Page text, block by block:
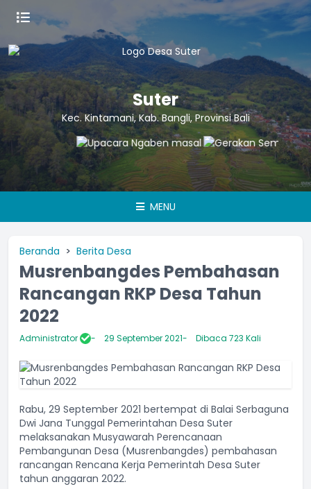
Suter
Kec. Kintamani, Kab. Bangli, Provinsi Bali
MENU
Beranda Berita Desa
Musrenbangdes Pembahasan
Rancangan RKP Desa Tahun
2022
Administrator 29 September 2021 Dibaca 723 Kali
Rabu, 29 September 2021 bertempat di Balai Serbaguna
Dwi Jana Tunggal Pemerintahan Desa Suter
melaksanakan Musyawarah Perencanaan
Pembangunan Desa (Musrenbangdes) pembahasan
rancangan Rencana Kerja Pemerintah Desa Suter
tahun anggaran 2022.